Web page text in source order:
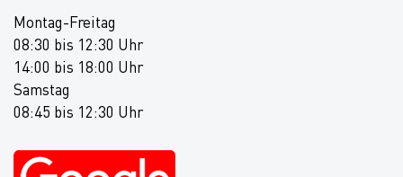
Montag-Freitag
08:30 bis 12:30 Uhr
14:00 bis 18:00 Uhr
Samstag
08:45 bis 12:30 Uhr